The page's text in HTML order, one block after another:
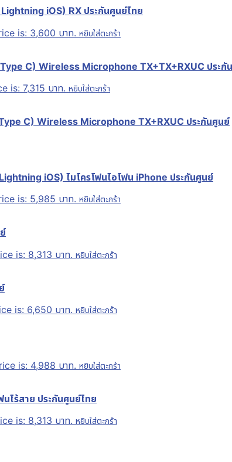
iOS) RX ประกันศูนย์ไทย
is: 3,600 บาท. หยิบใส่ตะกร้า
C) Wireless Microphone TX+TX+RXUC ประกั
is: 7,315 บาท. หยิบใส่ตะกร้า
C) Wireless Microphone TX+RXUC ประกันศูนย์
iOS) ไมโครโฟนไอโฟน iPhone ประกันศูนย์
is: 5,985 บาท. หยิบใส่ตะกร้า
is: 8,313 บาท. หยิบใส่ตะกร้า
is: 6,650 บาท. หยิบใส่ตะกร้า
is: 4,988 บาท. หยิบใส่ตะกร้า
ไร้สาย ประกันศูนย์ไทย
is: 8,313 บาท. หยิบใส่ตะกร้า